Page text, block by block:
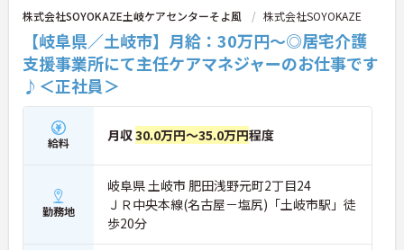
株式会社SOYOKAZE土岐ケアセンターそよ風 株式会社SOYOKAZE
【岐阜県／土岐市】月給：30万円～◎居宅介護
支援事業所にて主任ケアマネジャーのお仕事です
♪＜正社員＞
給料 月収30.0万円～35.0万円程度
勤務地
岐阜県 土岐市 肥田浅野元町2丁目24
ＪＲ中央本線(名古屋－塩尻)「土岐市駅」徒
歩20分